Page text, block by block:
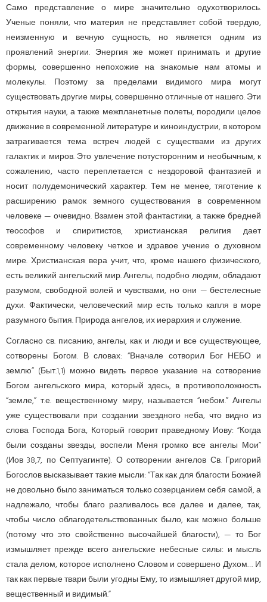
Само представле­ние о мире значительно одухотворилось.
Ученые поняли, что материя не представляет собой твердую,
неизменную и вечную сущность, но является одним из
проявлений энергии. Энергия же может принимать и другие
формы, совершенно непохожие на знакомые нам атомы и
молекулы. Поэтому за пределами видимого мира могут
существовать другие миры, совершенно отличные от нашего. Эти
открытия науки, а также межпланетные полеты, породили целое
движение в современной литературе и киноиндустрии, в котором
затрагивается тема встреч людей с существами из других
галактик и миров. Это увлечение потусторонним и необычным, к
сожалению, часто переплетается с нездоровой фантазией и
носит полудемонический характер. Тем не менее, тяготение к
расширению рамок земного существования в современном
человеке — очевидно. Взамен этой фантастики, а также бредней
теософов и спиритистов, христиан­ская религия дает
современному человеку четкое и здравое учение о духовном
мире. Христианская вера учит, что, кроме нашего физического,
есть великий ангельский мир. Ангелы, подобно людям, обладают
разумом, свободной волей и чувствами, но они — бестелесные
духи. Фактически, человеческий мир есть только капля в море
разумного бытия. Природа ангелов, их иерархия и служение.
Согласно св. писанию, ангелы, как и люди и все существующее,
сотворены Богом. В словах: “Вначале сотворил Бог НЕБО и
землю” (Быт.1,1) можно видеть первое указание на сотворение
Богом ангельского мира, который здесь, в противоположность
“земле,” т.е. вещественному миру, называется “небом.” Ангелы
уже существо­вали при создании звездного неба, что видно из
слова Господа Бога, Который говорит праведному Иову: “Когда
были созданы звезды, воспели Меня громко все ангелы Мои”
(Иов 38,7, по Септуагинте). О сотворении ангелов Св. Григорий
Богослов высказывает такие мысли: “Так как для благости Божией
не довольно было заниматься только созерцанием себя самой, а
надлежало, чтобы благо разливалось все далее и далее, так,
чтобы число облагодетельствованных было, как можно больше
(потому что это свойственно высочайшей благости), — то Бог
измышляет прежде всего ангельские небесные силы: и мысль
стала делом, которое исполнено Словом и совершено Духом… И
так как первые твари были угодны Ему, то измышляет другой мир,
вещественный и видимый.”